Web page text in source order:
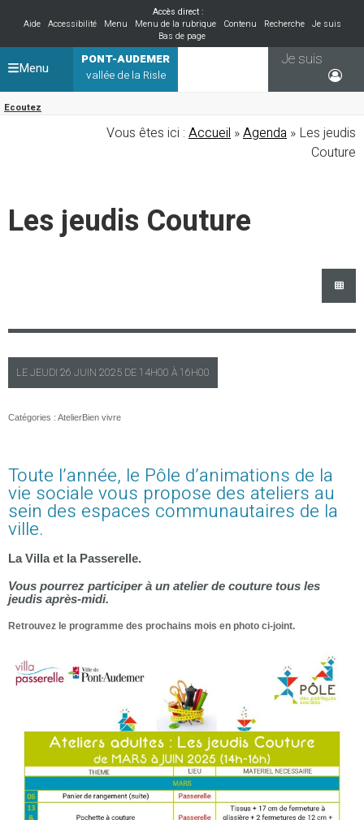
Accès direct :
Aide
Accessibilité Menu Menu de la rubrique Contenu Recherche
Je suis
Bas de page
PONT-AUDEMER
vallée de la Risle
Ecoutez
Je suis
Menu
Vous êtes ici : Accueil »Agenda » Les jeudis
Couture
Les jeudis Couture
LEJEUDI 26 JUIN 2025 DE 14H00 À 16H00
Catégories : AtelierBien vivre
Toute l’année, le Pôle d’animations de la
vie sociale vous propose des ateliers au
sein des espaces communautaires de la
ville.
La Villa et la Passerelle.
Vous pourrez participer à un atelier de couture tous les
jeudis après-midi.
Retrouvez le programme des prochains mois en photo ci-joint.